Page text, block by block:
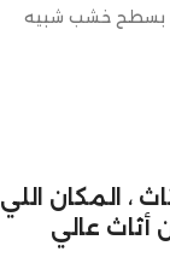
بسطح خشب شبيه
، المكان اللي
عالي